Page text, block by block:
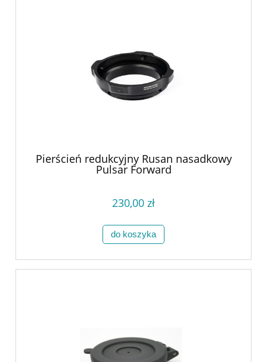
Pierścień redukcyjny Rusan nasadkowy
Pulsar Forward
230,00 zł
do koszyka